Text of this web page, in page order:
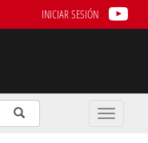
INICIAR SESIÓN
Enviar
Buscar
Toggle